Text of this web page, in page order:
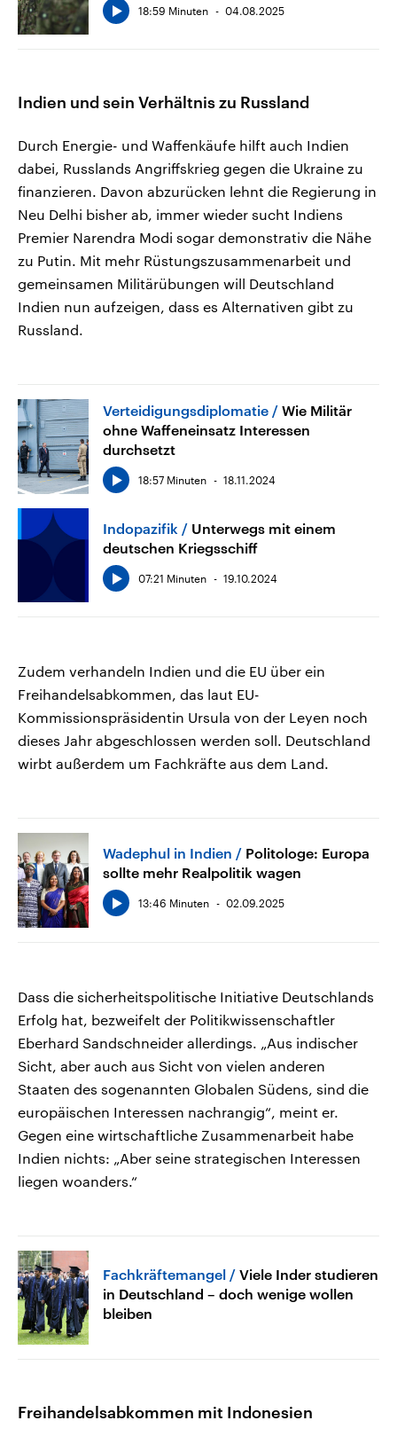
18:59 Minuten 04.08.2025
Indien und sein Verhältnis zu Russland
Durch Energie- und Waffenkäufe hilft auch Indien
dabei, Russlands Angriffskrieg gegen die Ukraine zu
finanzieren. Davon abzurücken lehnt die Regierung in
Neu Delhi bisher ab, immer wieder sucht Indiens
Premier Narendra Modi sogar demonstrativ die Nähe
zu Putin. Mit mehr Rüstungszusammenarbeit und
gemeinsamen Militärübungen will Deutschland
Indien nun aufzeigen, dass es Alternativen gibt zu
Russland.
Verteidigungsdiplomatie
Wie Militär
ohne Waffeneinsatz Interessen
durchsetzt
18:57 Minuten 18.11.2024
Indopazifik
Unterwegs mit einem
deutschen Kriegsschiff
07:21 Minuten 19.10.2024
Zudem verhandeln Indien und die EU über ein
Freihandelsabkommen, das laut EU-
Kommissionspräsidentin Ursula von der Leyen noch
dieses Jahr abgeschlossen werden soll. Deutschland
wirbt außerdem um Fachkräfte aus dem Land.
Wadephul in Indien
Politologe: Europa
sollte mehr Realpolitik wagen
13:46 Minuten 02.09.2025
Dass die sicherheitspolitische Initiative Deutschlands
Erfolg hat, bezweifelt der Politikwissenschaftler
Eberhard Sandschneider allerdings. „Aus indischer
Sicht, aber auch aus Sicht von vielen anderen
Staaten des sogenannten Globalen Südens, sind die
europäischen Interessen nachrangig“, meint er.
Gegen eine wirtschaftliche Zusammenarbeit habe
Indien nichts: „Aber seine strategischen Interessen
liegen woanders.“
Fachkräftemangel
Viele Inder studieren
in Deutschland – doch wenige wollen
bleiben
Freihandelsabkommen mit Indonesien